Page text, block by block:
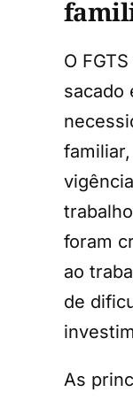
O
sacado
foram
ao
de
As